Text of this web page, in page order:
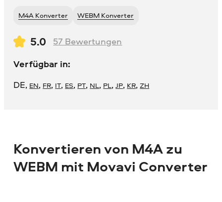
M4A Konverter WEBM Konverter
5.0 57 Bewertungen
Verfügbar in:
DE, EN, FR, IT, ES, PT, NL, PL,JP, KR,ZH
Konvertieren von M4A zu
WEBM mit Movavi Converter